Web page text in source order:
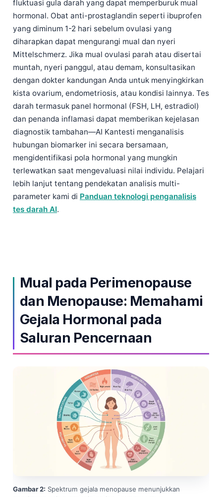
fluktuasi gula darah yang dapat memperburuk mual
hormonal. Obat anti-prostaglandin seperti ibuprofen
yang diminum 1-2 hari sebelum ovulasi yang
diharapkan dapat mengurangi mual dan nyeri
Mittelschmerz. Jika mual ovulasi parah atau disertai
muntah, nyeri panggul, atau demam, konsultasikan
dengan dokter kandungan Anda untuk menyingkirkan
kista ovarium, endometriosis, atau kondisi lainnya. Tes
darah termasuk panel hormonal (FSH, LH, estradiol)
dan penanda inflamasi dapat memberikan kejelasan
diagnostik tambahan—AI Kantesti menganalisis
hubungan biomarker ini secara bersamaan,
mengidentifikasi pola hormonal yang mungkin
terlewatkan saat mengevaluasi nilai individu. Pelajari
lebih lanjut tentang pendekatan analisis multi-
parameter kami di Panduan teknologi penganalisis
tes darah AI.
Mual pada Perimenopause
dan Menopause: Memahami
Gejala Hormonal pada
Saluran Pencernaan
Gambar 2: Spektrum gejala menopause menunjukkan